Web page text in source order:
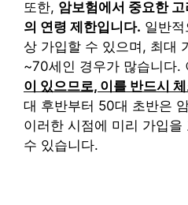
또한, 암보험에서 중요한
의 연령 제한입니다. 일반
상 가입할 수 있으며, 최대
~70세인 경우가 많습니다.
이 있으므로, 이를 반드시
대 후반부터 50대 초반은
이러한 시점에 미리 가입
수 있습니다.